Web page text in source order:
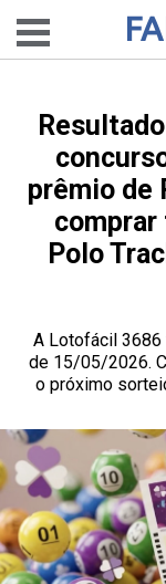
prêmio de
comprar
Polo
A Lotofácil
de 15/05/2026.
o próximo